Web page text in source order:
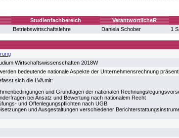
Studienfachbereich VerantwortlicheR
Betriebswirtschaftslehre Daniela Schober 1
Wirtschaftswissenschaften 2018W
bedeutende nationale Aspekte der Unternehmensrechnung
sich die LVA mit:
und Grundlagen der nationalen
bei Ansatz und Bewertung nach nationalem Recht
und Offenlegungspflichten nach UGB
und Ausgestaltungen verschiedener